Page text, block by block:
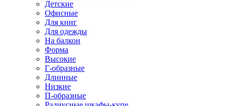
Детские
Офисные
Для книг
Для одежды
На балкон
Форма
Высокие
Г-образные
Длинные
Низкие
П-образные